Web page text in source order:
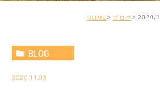
HOME ブログ 2020/
BLOG
2020.11.03